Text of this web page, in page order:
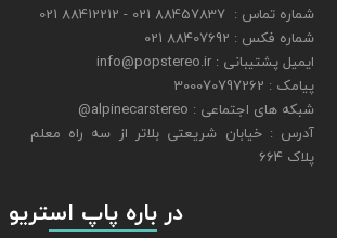
شماره تماس : 88457837 021 - 88412212 021
شماره فکس : 88407692 021
ایمیل پشتیبانی : info@popstereo.ir
پیامک : 300070797262
شبکه های اجتماعی : alpinecarstereo@
​​​​​​​آدرس : خیابان شریعتی بلاتر از سه راه معلم
پلاک 664
​​​​​​​ در باره پاپ استریو